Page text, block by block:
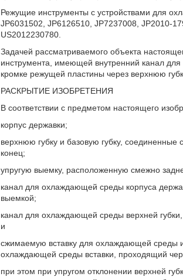
Режущие инструменты с устройствами для
JP6031502, JP6126510, JP7237008, JP2010-
US2012230780.
Задачей рассматриваемого объекта
инструмента, имеющей внутренний канал
кромке режущей пластины через верхнюю
РАСКРЫТИЕ ИЗОБРЕТЕНИЯ
В соответствии с предметом настоящего
корпус державки;
верхнюю губку и базовую губку,
конец;
упругую выемку, расположенную смежно
канал для охлаждающей среды корпуса
выемкой;
канал для охлаждающей среды верхней
и
сжимаемую вставку для охлаждающей среды
охлаждающей среды вставки, проходящий
при этом при упругом отклонении верхней